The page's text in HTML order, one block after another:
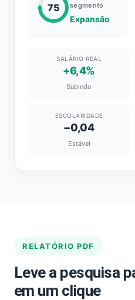
75
segmento
Expansão
SALÁRIO REAL
+6,4%
Subindo
ESCOLARIDADE
−0,04
Estável
RELATÓRIO PDF
Leve a pesquisa
em um clique